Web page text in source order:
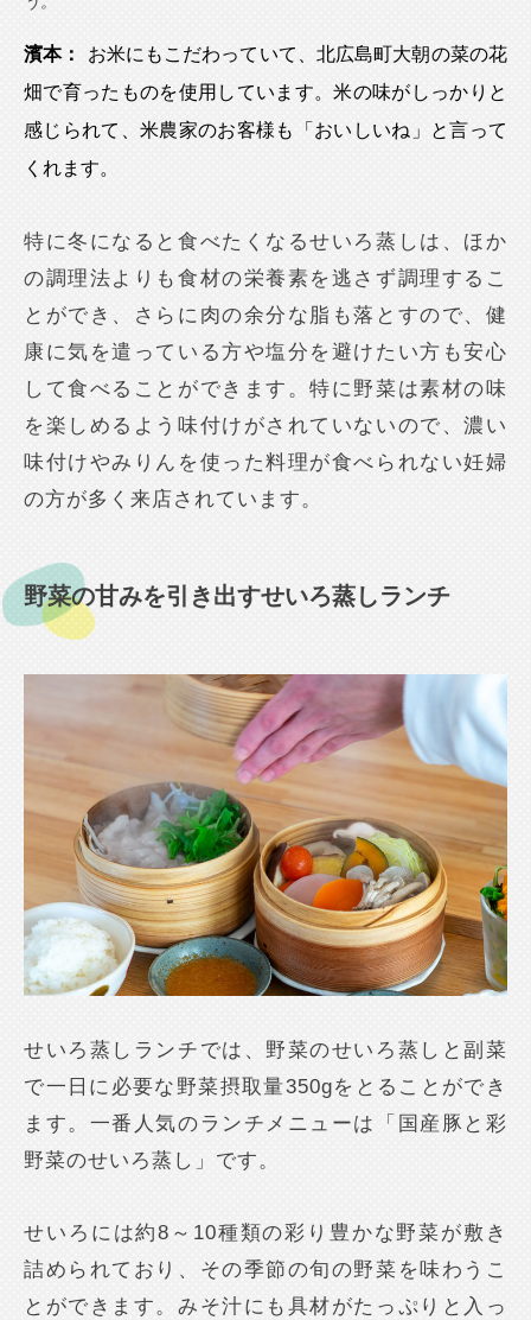
濱本：
お米にもこだわっていて、北広島町大朝の菜の花
畑で育ったものを使用しています。米の味がしっかりと
感じられて、米農家のお客様も「おいしいね」と言って
くれます。
特に冬になると食べたくなるせいろ蒸しは、ほか
の調理法よりも食材の栄養素を逃さず調理するこ
とができ、さらに肉の余分な脂も落とすので、健
康に気を遣っている方や塩分を避けたい方も安心
して食べることができます。特に野菜は素材の味
を楽しめるよう味付けがされていないので、濃い
味付けやみりんを使った料理が食べられない妊婦
の方が多く来店されています。
野菜の甘みを引き出すせいろ蒸しランチ
せいろ蒸しランチでは、野菜のせいろ蒸しと副菜
で一日に必要な野菜摂取量350gをとることができ
ます。一番人気のランチメニューは「国産豚と彩
野菜のせいろ蒸し」です。
せいろには約8～10種類の彩り豊かな野菜が敷き
詰められており、その季節の旬の野菜を味わうこ
とができます。みそ汁にも具材がたっぷりと入っ